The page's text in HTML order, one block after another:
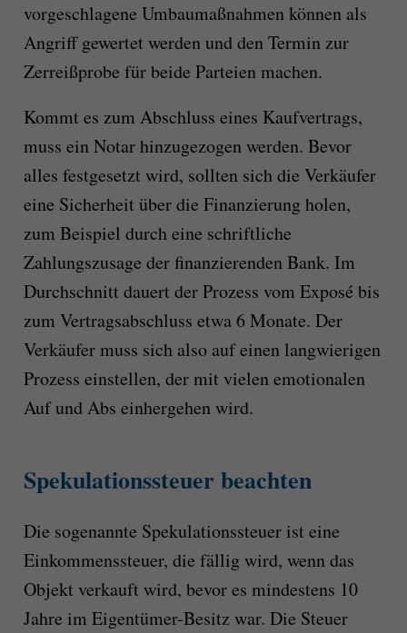
vorgeschlagene Umbaumaßnahmen können als
Angriff gewertet werden und den Termin zur
Zerreißprobe für beide Parteien machen.
Kommt es zum Abschluss eines Kaufvertrags,
muss ein Notar hinzugezogen werden. Bevor
alles festgesetzt wird, sollten sich die Verkäufer
eine Sicherheit über die Finanzierung holen,
zum Beispiel durch eine schriftliche
Zahlungszusage der finanzierenden Bank. Im
Durchschnitt dauert der Prozess vom Exposé bis
zum Vertragsabschluss etwa 6 Monate. Der
Verkäufer muss sich also auf einen langwierigen
Prozess einstellen, der mit vielen emotionalen
Auf und Abs einhergehen wird.
Spekulationssteuer beachten
Die sogenannte Spekulationssteuer ist eine
Einkommenssteuer, die fällig wird, wenn das
Objekt verkauft wird, bevor es mindestens 10
Jahre im Eigentümer-Besitz war. Die Steuer